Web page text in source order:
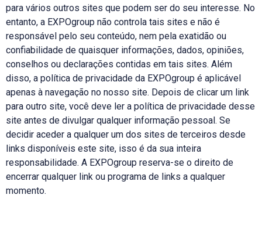
para vários outros sites que podem ser do seu interesse. No
entanto, a EXPOgroup não controla tais sites e não é
responsável pelo seu conteúdo, nem pela exatidão ou
confiabilidade de quaisquer informações, dados, opiniões,
conselhos ou declarações contidas em tais sites. Além
disso, a política de privacidade da EXPOgroup é aplicável
apenas à navegação no nosso site. Depois de clicar um link
para outro site, você deve ler a política de privacidade desse
site antes de divulgar qualquer informação pessoal. Se
decidir aceder a qualquer um dos sites de terceiros desde
links disponíveis este site, isso é da sua inteira
responsabilidade. A EXPOgroup reserva-se o direito de
encerrar qualquer link ou programa de links a qualquer
momento.